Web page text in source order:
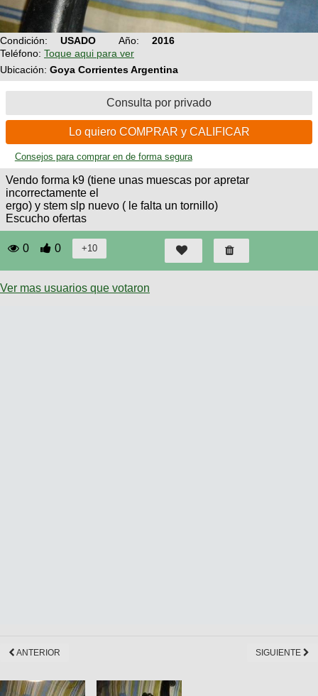
BMX
Ruta,
triatlon
De
Ranking
Fotos
del
DÍA
Fotos
mas
votadas
COMPRO
CANJE
Mi
Reputación
Compras
Mis
Ventas
Técnica
Mecánica
Robadas
Noticias
Operadores
de
cicloturismo
Relatos
de
viajes
Foro
viajes
Últimos
Buscar
Mis
Actividad
Amigos
Condición: USADO Año:
2016
Teléfono: Toque aqui para ver
Ubicación: Goya Corrientes Argentina
Consulta por privado
Lo quiero COMPRAR y CALIFICAR
Consejos para comprar en de forma segura
Vendo forma k9 (tiene unas muescas por apretar
incorrectamente el
ergo) y stem slp nuevo ( le falta un tornillo)
Escucho ofertas
0 0
Ver mas usuarios que votaron
ANTERIOR SIGUIENTE